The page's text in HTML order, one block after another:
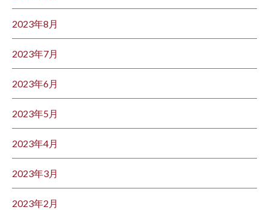
2023年8月
2023年7月
2023年6月
2023年5月
2023年4月
2023年3月
2023年2月